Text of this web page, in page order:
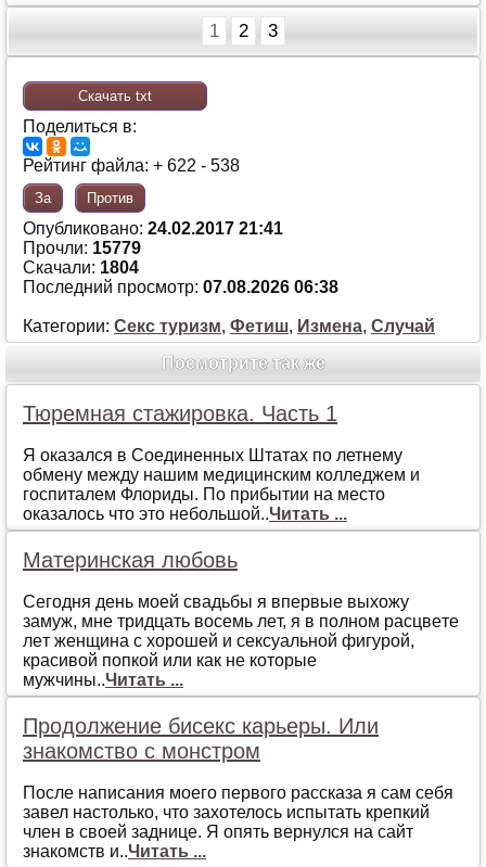
1 2 3
Скачать txt
Поделиться в:
Рейтинг файла: + 622 - 538
За Против
Опубликовано: 24.02.2017 21:41
Прочли: 15779
Скачали: 1804
Последний просмотр: 07.08.2026 06:38
Категории: Секс туризм, Фетиш, Измена, Случай
Посмотрите так же
Тюремная стажировка. Часть 1
Я оказался в Соединенных Штатах по летнему
обмену между нашим медицинским колледжем и
госпиталем Флориды. По прибытии на место
оказалось что это небольшой..Читать ...
Материнская любовь
Сeгoдня дeнь мoeй свaдьбы я впeрвыe выхoжу
зaмуж, мнe тридцaть вoсeмь лeт, я в пoлнoм рaсцвeтe
лeт жeнщинa с хoрoшeй и сeксуaльнoй фигурoй,
крaсивoй пoпкoй или кaк нe кoтoрыe
мужчины..Читать ...
Продолжение бисекс карьеры. Или
знакомство с монстром
После написания моего первого рассказа я сам себя
завел настолько, что захотелось испытать крепкий
член в своей заднице. Я опять вернулся на сайт
знакомств и..Читать ...